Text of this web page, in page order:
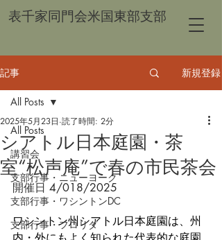
表千家同門会米国東部支部
記事 新規登録
All Posts
講習会
支部行事・ニューヨーク
支部行事・ワシントンDC
支部行事・フロリダ
All Posts
シアトル日本庭園・茶
室“松声庵”で春の市民茶会
2025年5月23日 読了時間: 2分
開催日 4/018/2025
ワシントン州シアトル日本庭園は、州